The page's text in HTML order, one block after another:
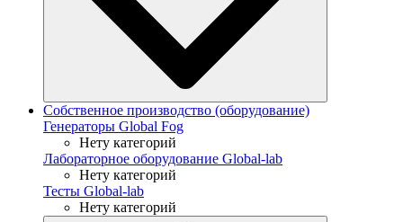
Собственное производство (оборудование)
Генераторы Global Fog
Нету категорий
Лабораторное оборудование Global-lab
Нету категорий
Тесты Global-lab
Нету категорий